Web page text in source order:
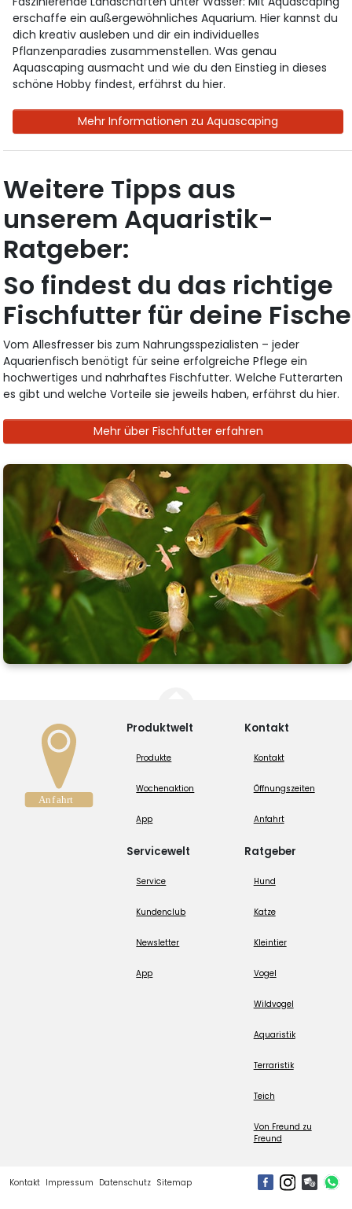
erschaffe ein außergewöhnliches Aquarium. Hier kannst du
dich kreativ ausleben und dir ein individuelles
Pflanzenparadies zusammenstellen. Was genau
Aquascaping ausmacht und wie du den Einstieg in dieses
schöne Hobby findest, erfährst du hier.
Mehr Informationen zu Aquascaping
Weitere Tipps aus
unserem Aquaristik-
Ratgeber:
So findest du das richtige
Fischfutter für deine Fische
Vom Allesfresser bis zum Nahrungsspezialisten – jeder
Aquarienfisch benötigt für seine erfolgreiche Pflege ein
hochwertiges und nahrhaftes Fischfutter. Welche Futterarten
es gibt und welche Vorteile sie jeweils haben, erfährst du hier.
Mehr über Fischfutter erfahren
Produktwelt
Produkte
Wochenaktion
App
Servicewelt
Service
Kundenclub
Newsletter
App
Kontakt
Kontakt
Öffnungszeiten
Anfahrt
Ratgeber
Hund
Katze
Kleintier
Vogel
Wildvogel
Aquaristik
Terraristik
Teich
Von Freund zu
Freund
Kontakt Impressum Datenschutz Sitemap